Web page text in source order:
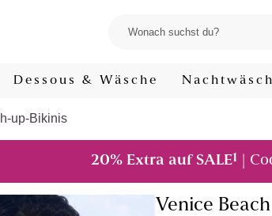
Dessous & Wäsche
up-Bikinis
20% Extra auf SALE1 |
Venice Beach